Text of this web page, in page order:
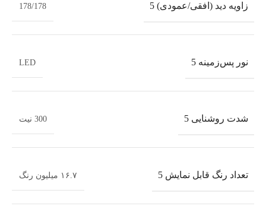
زاویه دید (افقی/عمودی) 5 178/178
نور پس‌زمینه 5 LED
شدت روشنایی 5 300 نیت
تعداد رنگ قابل نمایش 5 ۱۶.۷ میلیون رنگ